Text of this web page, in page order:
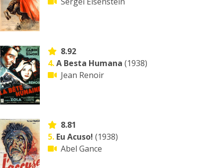
8.92
4.A Besta Humana (1938)
Jean Renoir
8.81
5. Eu Acuso! (1938)
Abel Gance